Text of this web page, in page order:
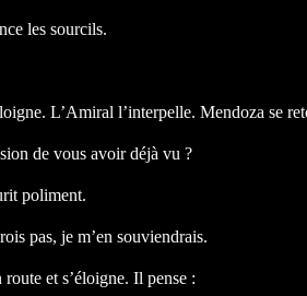
les sourcils.
L’Amiral l’interpelle. Mendoza se
de vous avoir déjà vu ?
poliment.
pas, je m’en souviendrais.
route et s’éloigne. Il pense :